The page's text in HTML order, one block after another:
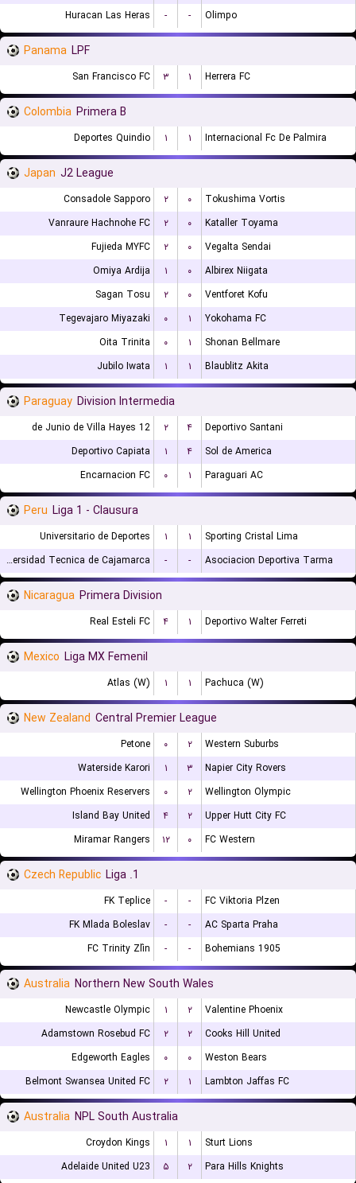
Huracan Las Heras
- - Olimpo
Panama LPF
San Francisco FC ۳ ۱ Herrera FC
Colombia Primera B
Deportes Quindio ۱ ۱ Internacional Fc De Palmira
Japan J2 League
Consadole Sapporo ۲ ۰
Tokushima Vortis
Vanraure Hachnohe FC
۲ ۰
Kataller Toyama
Fujieda MYFC
۲ ۰
Vegalta Sendai
Omiya Ardija
۱ ۰
Albirex Niigata
Sagan Tosu
۲ ۰
Ventforet Kofu
Tegevajaro Miyazaki
۰ ۱
Yokohama FC
Oita Trinita
۰ ۱
Shonan Bellmare
Jubilo Iwata
۱ ۱ Blaublitz Akita
Paraguay Division Intermedia
12 de Junio de Villa Hayes ۲ ۴
Deportivo Santani
Deportivo Capiata
۱ ۴
Sol de America
Encarnacion FC
۰ ۱ Paraguari AC
Peru Liga 1 - Clausura
Universitario de Deportes ۱ ۱
Sporting Cristal Lima
Universidad Tecnica de Cajamarca
- - Asociacion Deportiva Tarma
Nicaragua Primera Division
Real Esteli FC ۴ ۱ Deportivo Walter Ferreti
Mexico Liga MX Femenil
Atlas (W) ۱ ۱ Pachuca (W)
New Zealand Central Premier League
Petone ۰ ۲
Western Suburbs
Waterside Karori
۱ ۳
Napier City Rovers
Wellington Phoenix Reservers
۰ ۲
Wellington Olympic
Island Bay United
۴ ۲
Upper Hutt City FC
Miramar Rangers
۱۲ ۰ FC Western
Czech Republic 1. Liga
FK Teplice - -
FC Viktoria Plzen
FK Mlada Boleslav
- -
AC Sparta Praha
FC Trinity Zlín
- - Bohemians 1905
Australia Northern New South Wales
Newcastle Olympic ۱ ۲
Valentine Phoenix
Adamstown Rosebud FC
۲ ۲
Cooks Hill United
Edgeworth Eagles
۰ ۰
Weston Bears
Belmont Swansea United FC
۲ ۱ Lambton Jaffas FC
Australia NPL South Australia
Croydon Kings ۱ ۱
Sturt Lions
Adelaide United U23
۵ ۲ Para Hills Knights